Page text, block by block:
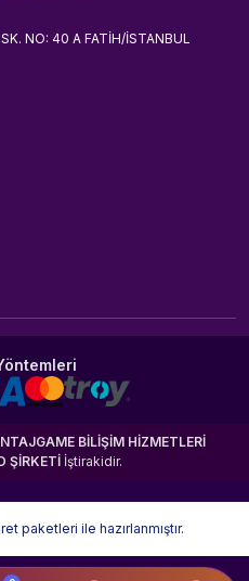
NO: 40 A FATİH/İSTANBUL
BİLİŞİM HİZMETLERİ
ŞİRKETİ İştirakidir.
paketleri ile hazırlanmıştır.